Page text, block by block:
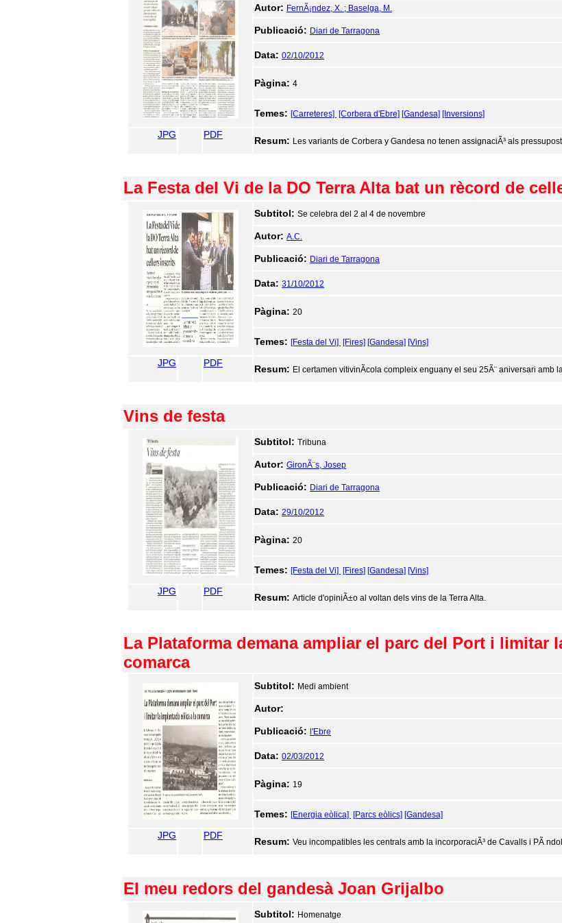
Autor: FernÃ¡ndez, X. ; Baselga, M.
Publicació: Diari de Tarragona
Data: 02/10/2012
Pàgina: 4
Temes: [Carreteres] [Corbera d'Ebre] [Gandesa] [Inversions]
JPG PDF
Resum: Les variants de Corbera y Gandesa no tenen assignaciÃ³ als
La Festa del Vi de la DO Terra Alta bat un rècord de
Subtitol: Se celebra del 2 al 4 de novembre
Autor: A.C.
Publicació: Diari de Tarragona
Data: 31/10/2012
Pàgina: 20
Temes: [Festa del Vi] [Fires] [Gandesa] [Vins]
JPG PDF
Resum: El certamen vitivinÃ­cola compleix enguany el seu 25Ã¨ aniversari amb
Vins de festa
Subtitol: Tribuna
Autor: GironÃ¨s, Josep
Publicació: Diari de Tarragona
Data: 29/10/2012
Pàgina: 20
Temes: [Festa del Vi] [Fires] [Gandesa] [Vins]
JPG PDF
Resum: Article d'opiniÃ±o al voltan dels vins de la Terra Alta.
La Plataforma demana ampliar el parc del Port i limitar
comarca
Subtitol: Medi ambient
Autor:
Publicació: l'Ebre
Data: 02/03/2012
Pàgina: 19
Temes: [Energia eòlica] [Parcs eòlics] [Gandesa]
JPG PDF
Resum: Veu incompatibles les centrals amb la incorporaciÃ³ de Cavalls i PÃ
El meu redors del gandesà Joan Grijalbo
Subtitol: Homenatge